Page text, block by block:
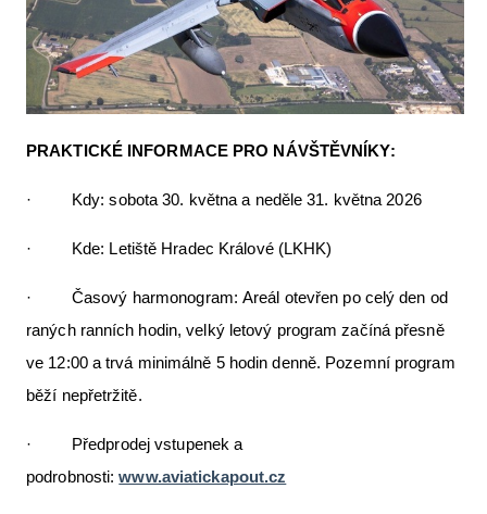
PRAKTICKÉ INFORMACE PRO NÁVŠTĚVNÍKY:
· Kdy: sobota 30. května a neděle 31. května 2026
· Kde: Letiště Hradec Králové (LKHK)
· Časový harmonogram: Areál otevřen po celý den od
raných ranních hodin, velký letový program začíná přesně
ve 12:00 a trvá minimálně 5 hodin denně. Pozemní program
běží nepřetržitě.
· Předprodej vstupenek a
podrobnosti:www.aviatickapout.cz